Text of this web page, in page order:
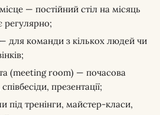
— постійний стіл на місяць
регулярно;
для команди з кількох людей чи
(meeting room) — почасова
презентації;
під тренінги, майстер-класи,